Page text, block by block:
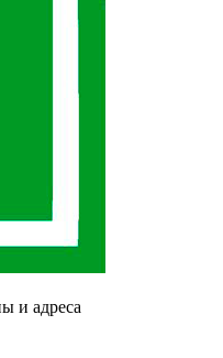
и адреса